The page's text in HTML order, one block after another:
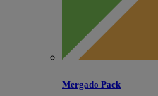
Mergado Pack